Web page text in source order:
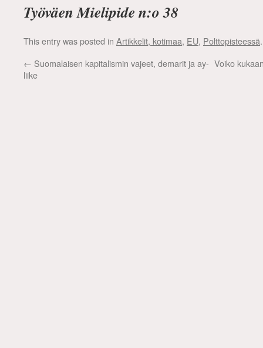
Työväen Mielipide n:o 38
This entry was posted in Artikkelit, kotimaa, EU, Polttopisteessä
← Suomalaisen kapitalismin vajeet, demarit ja ay-
liike
Voiko